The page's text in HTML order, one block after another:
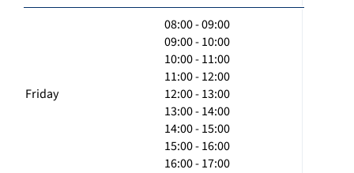
Friday
08:00 - 09:00
09:00 - 10:00
10:00 - 11:00
11:00 - 12:00
12:00 - 13:00
13:00 - 14:00
14:00 - 15:00
15:00 - 16:00
16:00 - 17:00